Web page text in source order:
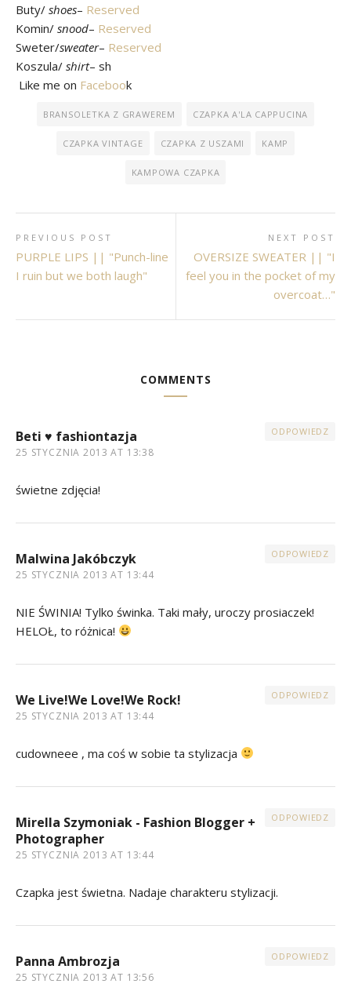
Buty/ shoes– Reserved
Komin/ snood– Reserved
Sweter/sweater– Reserved
Koszula/ shirt– sh
Like me on Facebook
BRANSOLETKA Z GRAWEREM CZAPKA A'LA CAPPUCINA
CZAPKA VINTAGE CZAPKA Z USZAMI KAMP
KAMPOWA CZAPKA
PREVIOUS POST
PURPLE LIPS || "Punch-line
I ruin but we both laugh"
NEXT POST
OVERSIZE SWEATER || "I
feel you in the pocket of my
overcoat…"
COMMENTS
Beti ♥ fashiontazja
25 STYCZNIA 2013 AT 13:38
ODPOWIEDZ
świetne zdjęcia!
Malwina Jakóbczyk
25 STYCZNIA 2013 AT 13:44
ODPOWIEDZ
NIE ŚWINIA! Tylko świnka. Taki mały, uroczy prosiaczek!
HELOŁ, to różnica!
We Live!We Love!We Rock!
25 STYCZNIA 2013 AT 13:44
ODPOWIEDZ
cudowneee , ma coś w sobie ta stylizacja
Mirella Szymoniak - Fashion Blogger +
Photographer
25 STYCZNIA 2013 AT 13:44
ODPOWIEDZ
Czapka jest świetna. Nadaje charakteru stylizacji.
Panna Ambrozja
25 STYCZNIA 2013 AT 13:56
ODPOWIEDZ